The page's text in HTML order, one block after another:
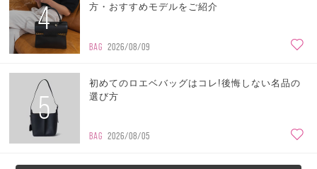
4
方・おすすめモデルをご紹介
BAG 2026/08/09
5
初めてのロエベバッグはコレ!後悔しない名品の
選び方
BAG 2026/08/05